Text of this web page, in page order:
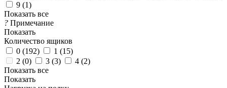
9 (1)
Показать все
? Примечание
Показать
Количество ящиков
0 (192) 1 (15)
2 (0) 3 (3) 4 (2)
Показать все
Показать